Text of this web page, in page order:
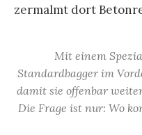
zermalmt dort
Mit einem
Standardbagger im
damit sie offenbar
Die Frage ist nur: Wo